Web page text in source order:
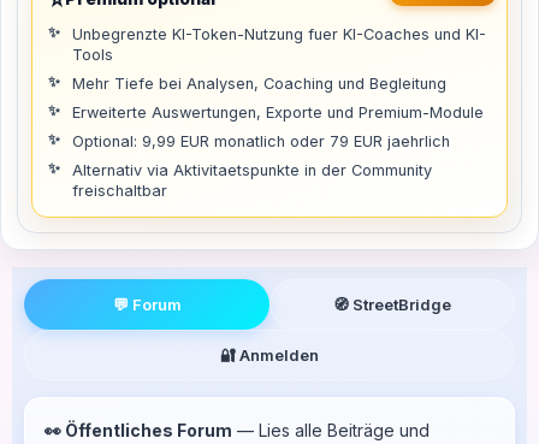
Unbegrenzte KI-Token-Nutzung fuer KI-Coaches und KI-
Tools
Mehr Tiefe bei Analysen, Coaching und Begleitung
Erweiterte Auswertungen, Exporte und Premium-Module
Optional: 9,99 EUR monatlich oder 79 EUR jaehrlich
Alternativ via Aktivitaetspunkte in der Community
freischaltbar
💬 Forum 🧭 StreetBridge
🔐 Anmelden
👀 Öffentliches Forum — Lies alle Beiträge und